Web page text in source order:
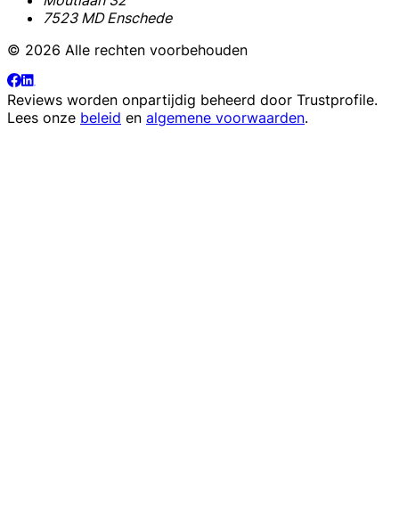
7523 MD Enschede
© 2026 Alle rechten voorbehouden
Reviews worden onpartijdig beheerd door Trustprofile.
Lees onze beleid en algemene voorwaarden.